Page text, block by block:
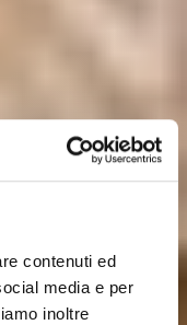
contenuti ed
media e per
inoltre